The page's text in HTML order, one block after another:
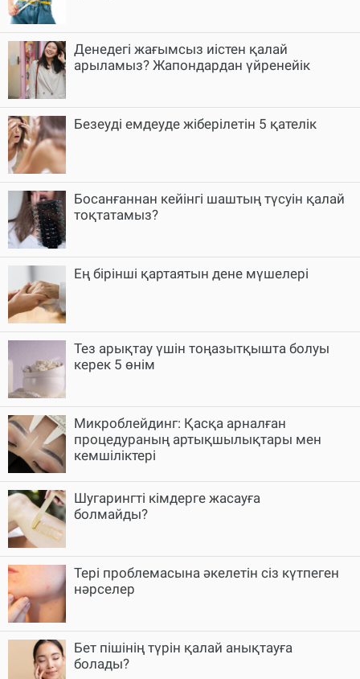
Денедегі жағымсыз иістен қалай
арыламыз? Жапондардан үйренейік
Безеуді емдеуде жіберілетін 5 қателік
Босанғаннан кейінгі шаштың түсуін қалай
тоқтатамыз?
Ең бірінші қартаятын дене мүшелері
Тез арықтау үшін тоңазытқышта болуы
керек 5 өнім
Микроблейдинг: Қасқа арналған
процедураның артықшылықтары мен
кемшіліктері
Шугарингті кімдерге жасауға
болмайды?
Тері проблемасына әкелетін сіз күтпеген
нәрселер
Бет пішінің түрін қалай анықтауға
болады?